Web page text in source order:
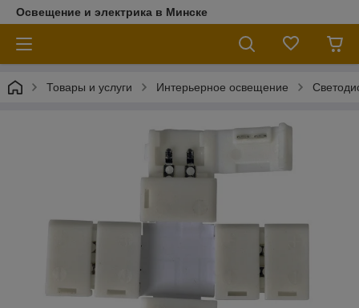
Освещение и электрика в Минске
Товары и услуги Интерьерное освещение